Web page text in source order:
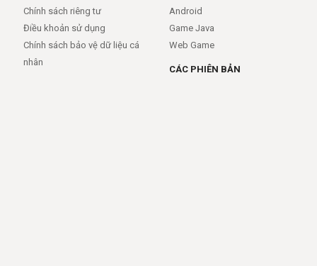
Chính sách riêng tư
Điều khoản sử dụng
Chính sách bảo vệ dữ liệu cá
nhân
Android
Game Java
Web Game
CÁC PHIÊN BẢN